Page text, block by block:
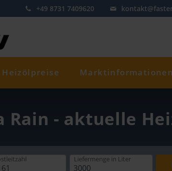
+49 8731 7409620
Heizölpreise Marktinformationen
Rain - aktuelle
Liefermenge in Liter